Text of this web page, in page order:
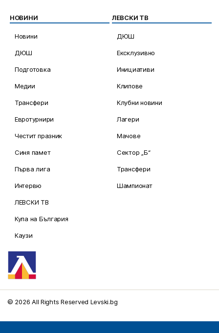
НОВИНИ
Новини
ДЮШ
Подготовка
Медии
Трансфери
Евротурнири
Честит празник
Синя памет
Първа лига
Интервю
ЛЕВСКИ ТВ
Купа на България
Каузи
ЛЕВСКИ ТВ
ДЮШ
Ексклузивно
Инициативи
Клипове
Клубни новини
Лагери
Мачове
Сектор „Б“
Трансфери
Шампионат
© 2026 All Rights Reserved Levski.bg